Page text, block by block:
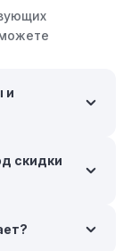
значительные
их на день или
магазины
и
скидки